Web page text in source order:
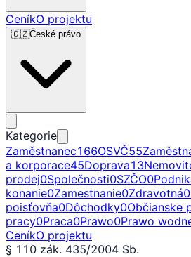
CeníkO projektu
🇨🇿České právo
Kategorie
Zaměstnanec166OSVČ55
a korporace45Doprava13
prodej0Společnosti0SZČO0
konanie0Zamestnanie0Zdravotná0
poisťovňa0Dôchodky0Občianske
pracy0Praca0Prawo0Prawo
CeníkO projektu
§ 110 zák. 435/2004 Sb.